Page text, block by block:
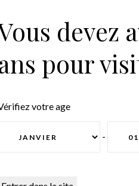
NON
devez
pour
votre age
-